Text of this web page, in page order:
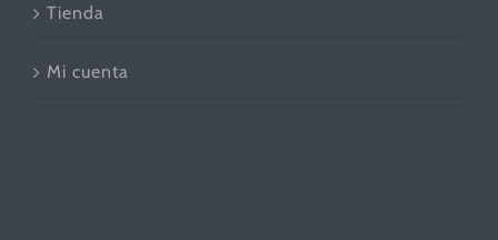
Tienda
Mi cuenta